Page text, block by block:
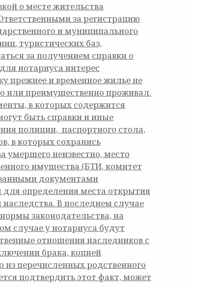
о месте жительства
за регистрацию
и муниципального
туристических баз,
за получением справки о
нотариуса интерес
прежнее и временное жилье не
или преимущественно проживал.
в которых содержится
быть справки и иные
полиции, паспортного стола,
в которых сохранись
неизвестно, место
имущества (БТИ, комитет
документами
для определения места открытия
В последнем случае
законодательства, на
случае у нотариуса будут
отношения наследников с
брака, копией
перечисленных родственного
подтвердить этот факт, может